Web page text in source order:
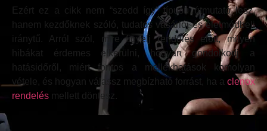
Ezért ez a cikk nem “szedd így” típusú útmutató lesz,
hanem kezdőknek szóló, tudatos vásárlói és életmódbeli
iránytű. Arról szól, mire figyelj rendelés előtt, milyen
hibákat érdemes elkerülni, hogyan gondolkodj a
hatásidőről, miért fontos a mellékhatások komolyan
vétele, és hogyan válassz megbízható forrást, ha a clenox
rendelés mellett döntesz.